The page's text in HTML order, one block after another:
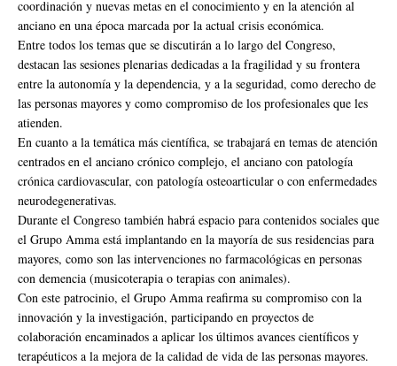
coordinación y nuevas metas en el conocimiento y en la atención al
anciano en una época marcada por la actual crisis económica.
Entre todos los temas que se discutirán a lo largo del Congreso,
destacan las sesiones plenarias dedicadas a la fragilidad y su frontera
entre la autonomía y la dependencia, y a la seguridad, como derecho de
las personas mayores y como compromiso de los profesionales que les
atienden.
En cuanto a la temática más científica, se trabajará en temas de atención
centrados en el anciano crónico complejo, el anciano con patología
crónica cardiovascular, con patología osteoarticular o con enfermedades
neurodegenerativas.
Durante el Congreso también habrá espacio para contenidos sociales que
el Grupo Amma está implantando en la mayoría de sus residencias para
mayores, como son las intervenciones no farmacológicas en personas
con demencia (musicoterapia o terapias con animales).
Con este patrocinio, el Grupo Amma reafirma su compromiso con la
innovación y la investigación, participando en proyectos de
colaboración encaminados a aplicar los últimos avances científicos y
terapéuticos a la mejora de la calidad de vida de las personas mayores.